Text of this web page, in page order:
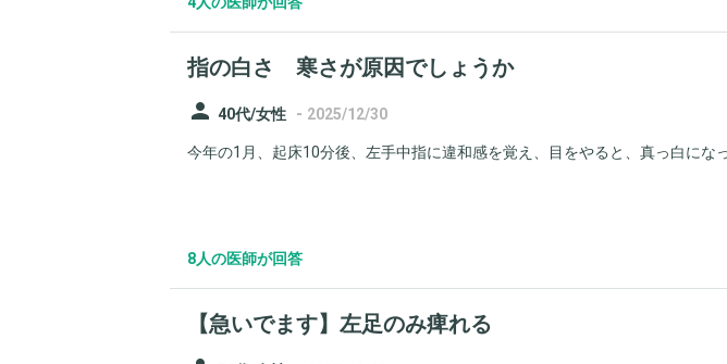
指の白さ 寒さが原因でしょうか
person 40代/女性 - 2025/12/30
今年の1月、起床10分後、左手中指に違和感を覚え、目をやると、真っ白になっ
8人の医師が回答
【急いでます】左足のみ痺れる